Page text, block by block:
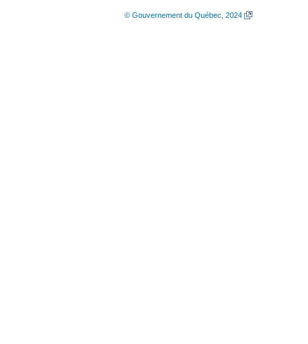
© Gouvernement du Québec, 2024